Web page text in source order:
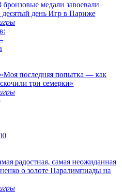
медали завоевали
день Игр в Париже
последняя попытка — как
три семерки»
радостная, самая неожиданная
о золоте Паралимпиады на